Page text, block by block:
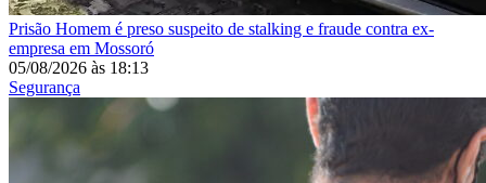
Prisão Homem é preso suspeito de stalking e fraude contra ex-
empresa em Mossoró
05/08/2026 às 18:13
Segurança